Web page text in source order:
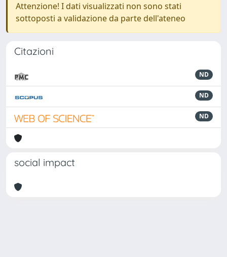
Attenzione! I dati visualizzati non sono stati
sottoposti a validazione da parte dell'ateneo
Citazioni
ND
ND
ND
social impact